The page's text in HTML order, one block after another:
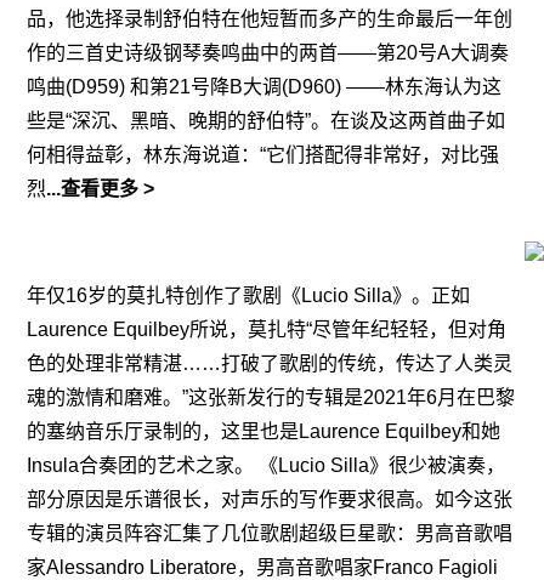
品，他选择录制舒伯特在他短暂而多产的生命最后一年创
作的三首史诗级钢琴奏鸣曲中的两首——第20号A大调奏
鸣曲(D959) 和第21号降B大调(D960) ——林东海认为这
些是“深沉、黑暗、晚期的舒伯特”。在谈及这两首曲子如
何相得益彰，林东海说道：“它们搭配得非常好，对比强
烈...查看更多 >
年仅16岁的莫扎特创作了歌剧《Lucio Silla》。正如
Laurence Equilbey所说，莫扎特“尽管年纪轻轻，但对角
色的处理非常精湛……打破了歌剧的传统，传达了人类灵
魂的激情和磨难。”这张新发行的专辑是2021年6月在巴黎
的塞纳音乐厅录制的，这里也是Laurence Equilbey和她
Insula合奏团的艺术之家。 《Lucio Silla》很少被演奏，
部分原因是乐谱很长，对声乐的写作要求很高。如今这张
专辑的演员阵容汇集了几位歌剧超级巨星歌：男高音歌唱
家Alessandro Liberatore，男高音歌唱家Franco Fagioli